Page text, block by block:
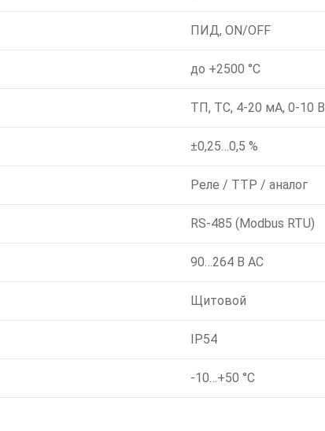
ПИД, ON/OFF
до +2500 °C
ТП, ТС, 4-20 мА, 0-10 В
±0,25…0,5 %
Реле / ТТР / аналог
RS-485 (Modbus RTU)
90…264 В AC
Щитовой
IP54
-10…+50 °C